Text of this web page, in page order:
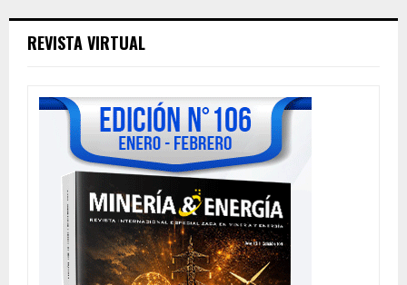
REVISTA VIRTUAL